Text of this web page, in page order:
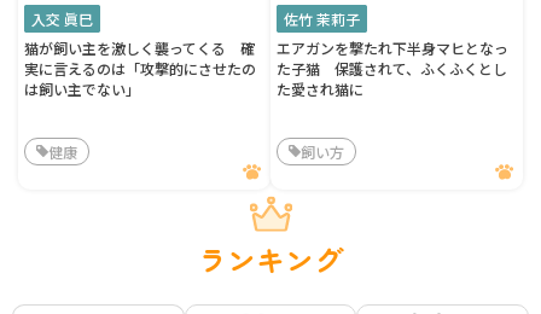
入交 眞巳
猫が飼い主を激しく襲ってくる 確
実に言えるのは「攻撃的にさせたの
は飼い主でない」
健康
佐竹 茉莉子
エアガンを撃たれ下半身マヒとなっ
た子猫 保護されて、ふくふくとし
た愛され猫に
飼い方
ランキング